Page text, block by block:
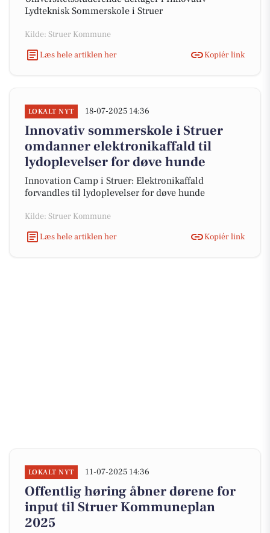
Lydteknisk Sommerskole i Struer
Kilde: Struer Kommune
Læs hele artiklen her
Kopiér link
LOKALT NYT 18-07-2025 14:36
Innovativ sommerskole i Struer
omdanner elektronikaffald til
lydoplevelser for døve hunde
Innovation Camp i Struer: Elektronikaffald
forvandles til lydoplevelser for døve hunde
Kilde: Struer Kommune
Læs hele artiklen her
Kopiér link
LOKALT NYT 11-07-2025 14:36
Offentlig høring åbner dørene for
input til Struer Kommuneplan
2025